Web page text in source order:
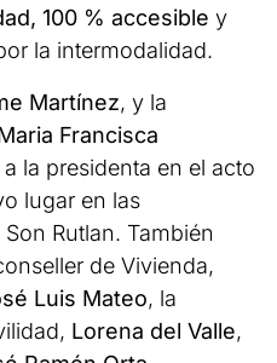
100 % accesible y
la intermodalidad.
Martínez, y la
Francisca
la presidenta en el acto
lugar en las
Rutlan. También
de Vivienda,
Luis Mateo, la
Lorena del Valle,